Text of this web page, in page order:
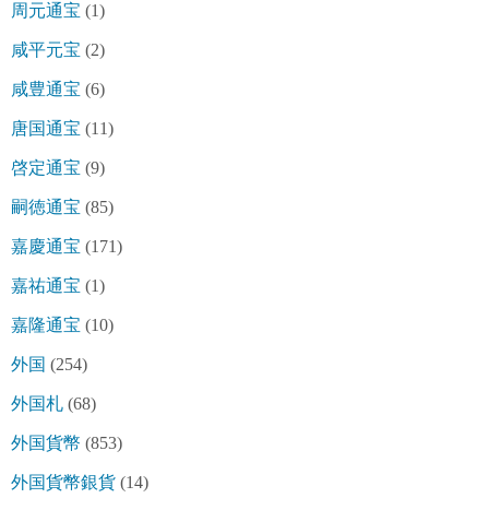
周元通宝 (1)
咸平元宝 (2)
咸豊通宝 (6)
唐国通宝 (11)
啓定通宝 (9)
嗣徳通宝 (85)
嘉慶通宝 (171)
嘉祐通宝 (1)
嘉隆通宝 (10)
外国 (254)
外国札 (68)
外国貨幣 (853)
外国貨幣銀貨 (14)